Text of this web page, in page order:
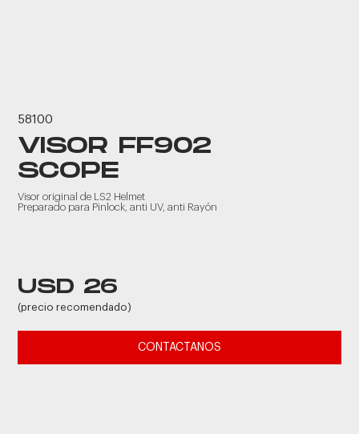
58100
VISOR FF902
SCOPE
Visor original de LS2 Helmet
Preparado para Pinlock, anti UV, anti Rayón
USD 26
(precio recomendado)
CONTACTANOS